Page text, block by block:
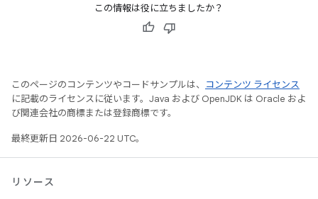
この情報は役に立ちましたか？
このページのコンテンツやコードサンプルは、
コンテンツ ライセンス
に記載のライセンスに従います。Java および OpenJDK は Oracle およ
び関連会社の商標または登録商標です。
最終更新日 2026-06-22 UTC。
リソース